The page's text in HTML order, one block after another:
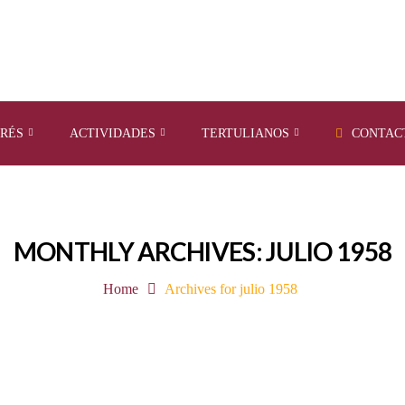
ACTIVIDADES TERTULIANOS
MONTHLY ARCHIVES: JULIO 1958
Home Archives for julio 1958